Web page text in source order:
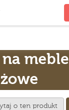
meble
o ten produkt